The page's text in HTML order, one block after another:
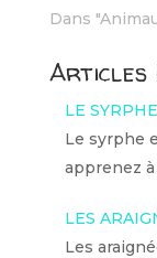
Dans
Articles
LE
Le syrphe
apprenez
LES
Les